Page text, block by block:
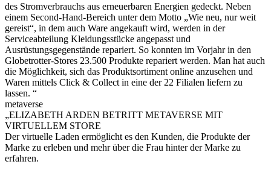
des Stromverbrauchs aus erneuerbaren Energien gedeckt. Neben
einem Second-Hand-Bereich unter dem Motto „Wie neu, nur weit
gereist“, in dem auch Ware angekauft wird, werden in der
Serviceabteilung Kleidungsstücke angepasst und
Ausrüstungsgegenstände repariert. So konnten im Vorjahr in den
Globetrotter-Stores 23.500 Produkte repariert werden. Man hat auch
die Möglichkeit, sich das Produktsortiment online anzusehen und
Waren mittels Click & Collect in eine der 22 Filialen liefern zu
lassen. “
metaverse
„ELIZABETH ARDEN BETRITT METAVERSE MIT
VIRTUELLEM STORE
Der virtuelle Laden ermöglicht es den Kunden, die Produkte der
Marke zu erleben und mehr über die Frau hinter der Marke zu
erfahren.